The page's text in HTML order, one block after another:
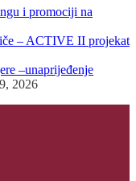
i promociji na
– ACTIVE II projekat
–unaprijeđenje
2026